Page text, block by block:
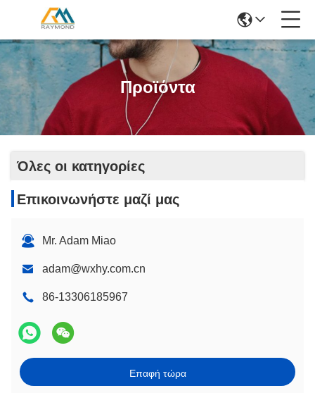
Προϊόντα
Όλες οι κατηγορίες
Επικοινωνήστε μαζί μας
Mr. Adam Miao
adam@wxhy.com.cn
86-13306185967
Επαφή τώρα